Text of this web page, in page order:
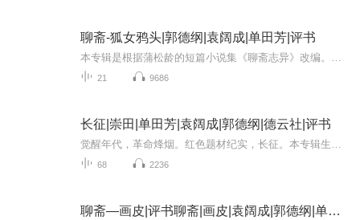
聊斋-狐女鸦头|郭德纲|袁阔成|单田芳|评书
21 9686
长征|崇田|单田芳|袁阔成|郭德纲|德云社|评书
68 2236
聊斋—画皮|评书聊斋|画皮|袁阔成|郭德纲|单田芳